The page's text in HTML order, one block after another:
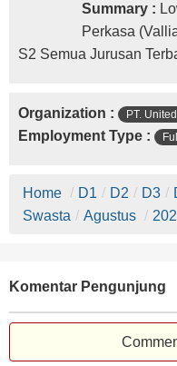
Summary :
Perkasa
S2 Semua Jurusan
Organization : PT.
Employment Type :
Home / D1 / D2 / D3 /
Swasta / Agustus /
Komentar Pengunjung